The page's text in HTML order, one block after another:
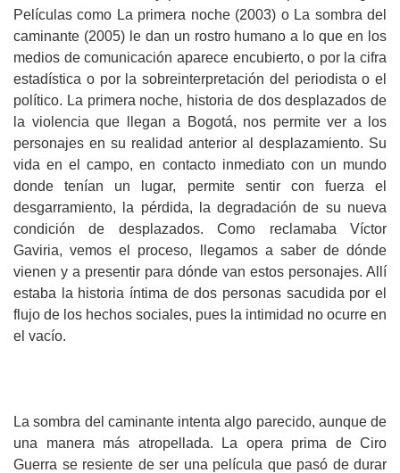
Películas como La primera noche (2003) o La sombra del
caminante (2005) le dan un rostro humano a lo que en los
medios de comunicación aparece encubierto, o por la cifra
estadística o por la sobreinterpretación del periodista o el
político. La primera noche, historia de dos desplazados de
la violencia que llegan a Bogotá, nos permite ver a los
personajes en su realidad anterior al desplazamiento. Su
vida en el campo, en contacto inmediato con un mundo
donde tenían un lugar, permite sentir con fuerza el
desgarramiento, la pérdida, la degradación de su nueva
condición de desplazados. Como reclamaba Víctor
Gaviria, vemos el proceso, llegamos a saber de dónde
vienen y a presentir para dónde van estos personajes. Allí
estaba la historia íntima de dos personas sacudida por el
flujo de los hechos sociales, pues la intimidad no ocurre en
el vacío.
La sombra del caminante intenta algo parecido, aunque de
una manera más atropellada. La opera prima de Ciro
Guerra se resiente de ser una película que pasó de durar